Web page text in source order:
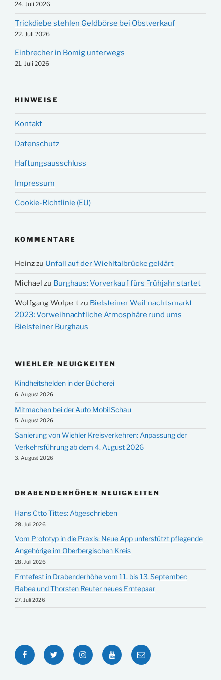
24. Juli 2026
Trickdiebe stehlen Geldbörse bei Obstverkauf
22. Juli 2026
Einbrecher in Bomig unterwegs
21. Juli 2026
HINWEISE
Kontakt
Datenschutz
Haftungsausschluss
Impressum
Cookie-Richtlinie (EU)
KOMMENTARE
Heinzzu Unfall auf der Wiehltalbrücke geklärt
Michael zu Burghaus: Vorverkauf fürs Frühjahr startet
Wolfgang Wolpertzu Bielsteiner Weihnachtsmarkt
2023: Vorweihnachtliche Atmosphäre rund ums
Bielsteiner Burghaus
WIEHLER NEUIGKEITEN
Kindheitshelden in der Bücherei
6. August 2026
Mitmachen bei der Auto Mobil Schau
5. August 2026
Sanierung von Wiehler Kreisverkehren: Anpassung der
Verkehrsführung ab dem 4. August 2026
3. August 2026
DRABENDERHÖHER NEUIGKEITEN
Hans Otto Tittes: Abgeschrieben
28. Juli 2026
Vom Prototyp in die Praxis: Neue App unterstützt pflegende
Angehörige im Oberbergischen Kreis
28. Juli 2026
Erntefest in Drabenderhöhe vom 11. bis 13. September:
Rabea und Thorsten Reuter neues Erntepaar
27. Juli 2026
FacebookTwitter InstagramYouTubeE-
Mail